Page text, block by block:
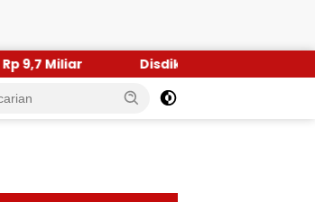
Disdik Dayah Aceh Utara Pelajari